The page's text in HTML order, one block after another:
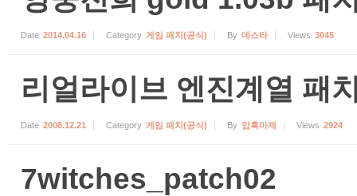
Date 2014.04.16 Category 게임 패치(공식) By 데스타 Views 3045
리얼라이브 엔진계열 패
Date 2008.12.21 Category 게임 패치(공식) By 암흑마제 Views 2924
7witches_patch02